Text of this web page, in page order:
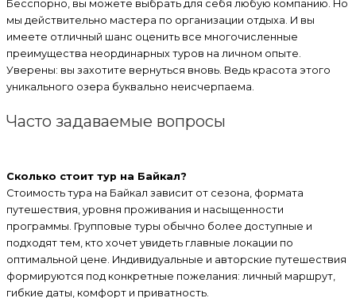
Бесспорно, вы можете выбрать для себя любую компанию. Но
мы действительно мастера по организации отдыха. И вы
имеете отличный шанс оценить все многочисленные
преимущества неординарных туров на личном опыте.
Уверены: вы захотите вернуться вновь. Ведь красота этого
уникального озера буквально неисчерпаема.
Часто задаваемые вопросы
Сколько стоит тур на Байкал?
Стоимость тура на Байкал зависит от сезона, формата
путешествия, уровня проживания и насыщенности
программы. Групповые туры обычно более доступные и
подходят тем, кто хочет увидеть главные локации по
оптимальной цене. Индивидуальные и авторские путешествия
формируются под конкретные пожелания: личный маршрут,
гибкие даты, комфорт и приватность.